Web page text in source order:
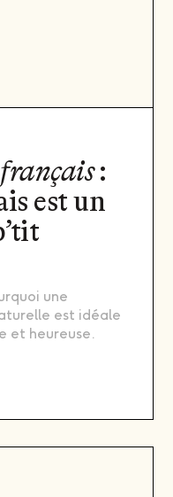
:
est un
une
est idéale
et heureuse.